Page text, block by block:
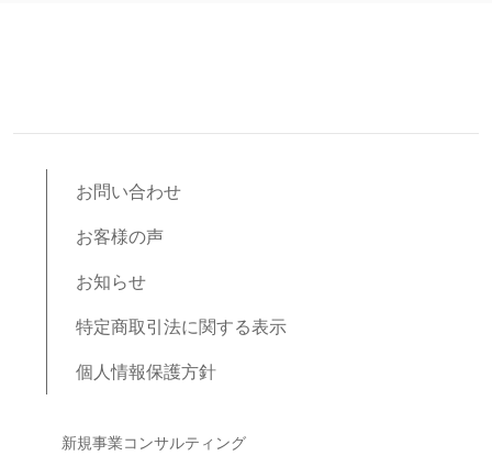
お問い合わせ
お客様の声
お知らせ
特定商取引法に関する表示
個人情報保護方針
新規事業コンサルティング